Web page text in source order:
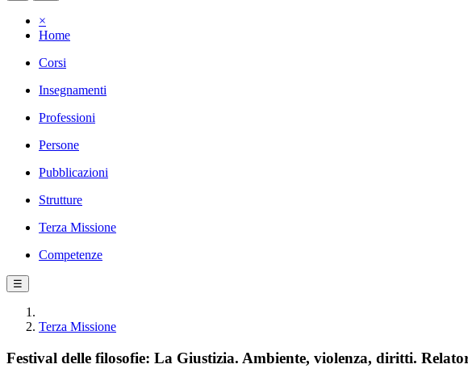
×
Home
Corsi
Insegnamenti
Professioni
Persone
Pubblicazioni
Strutture
Terza Missione
Competenze
☰
Terza Missione
Festival delle filosofie: La Giustizia. Ambiente, violenza, diritti.